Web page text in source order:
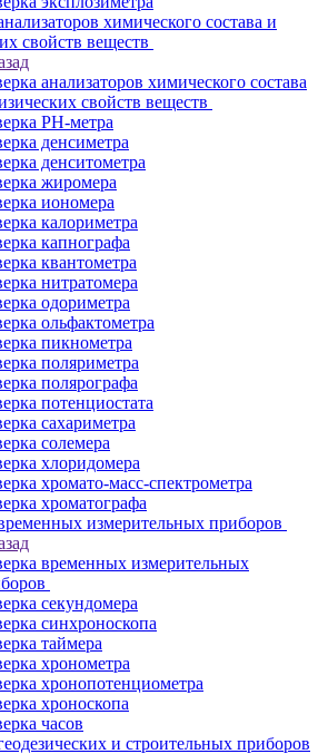
химического состава и
свойств веществ
анализаторов химического состава
свойств веществ
PH-метра
денсиметра
денситометра
жиромера
иономера
калориметра
капнографа
квантометра
нитратомера
одориметра
ольфактометра
пикнометра
поляриметра
полярографа
потенциостата
сахариметра
солемера
хлоридомера
хромато-масс-спектрометра
хроматографа
измерительных приборов
временных измерительных
секундомера
синхроноскопа
таймера
хронометра
хронопотенциометра
хроноскопа
часов
и строительных приборов